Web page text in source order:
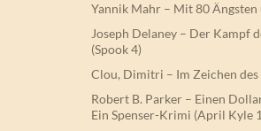
Yannik Mahr – Mit 80
Joseph Delaney – Der Kampf
(Spook 4)
Clou, Dimitri – Im Zeichen des
Robert B. Parker – Einen
Ein Spenser-Krimi (April Kyle